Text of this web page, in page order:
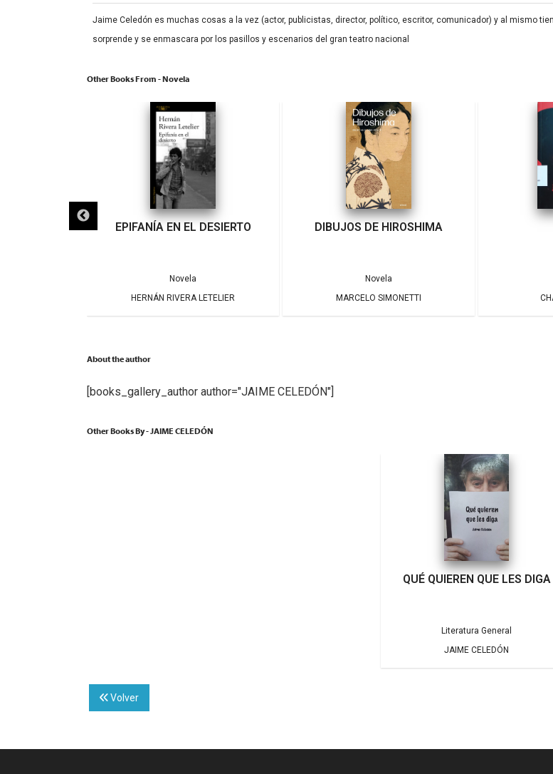
Jaime Celedón es muchas cosas a la vez (actor, publicistas, director, político, escritor, comunicador) y al mismo
sorprende y se enmascara por los pasillos y escenarios del gran teatro nacional
Other Books From - Novela
EPIFANÍA EN EL DESIERTO
Novela
HERNÁN RIVERA LETELIER
DIBUJOS DE HIROSHIMA
Novela
MARCELO SIMONETTI
About the author
[books_gallery_author author="JAIME CELEDÓN"]
Other Books By - JAIME CELEDÓN
QUÉ QUIEREN QUE LES DIGA
Literatura General
JAIME CELEDÓN
Volver